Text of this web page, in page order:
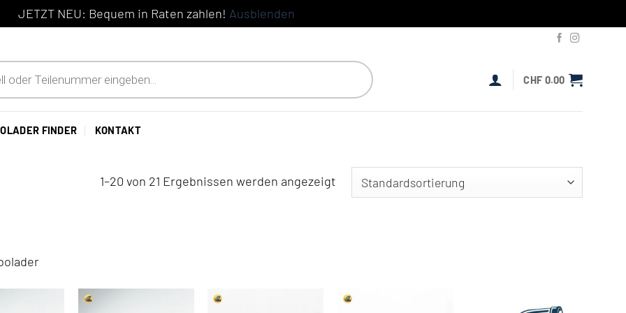
JETZT NEU: Bequem in Raten zahlen! Ausblenden
CHF 0.00
FINDER KONTAKT
1–20 von 21 Ergebnissen werden angezeigt